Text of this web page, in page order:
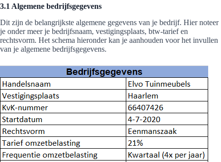
3.1 Algemene bedrijfsgegevens
Dit zijn de belangrijkste algemene gegevens van je bedrijf. Hier noteer
je onder meer je bedrijfsnaam, vestigingsplaats, btw-tarief en
rechtsvorm. Het schema hieronder kan je aanhouden voor het invullen
van je algemene bedrijfsgegevens.